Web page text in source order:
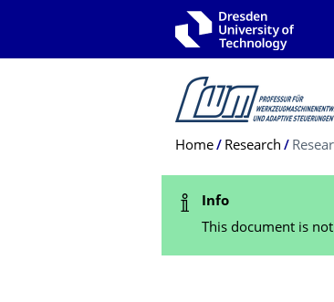
Breadcrumb Menu
Home Research
Status Message
Info
This document is